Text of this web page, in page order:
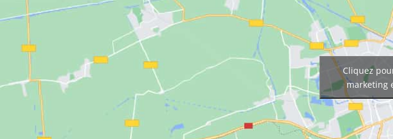
Cliquez
marketing